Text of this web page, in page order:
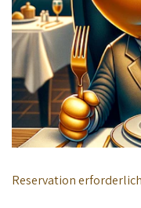
Reservation erforderlich